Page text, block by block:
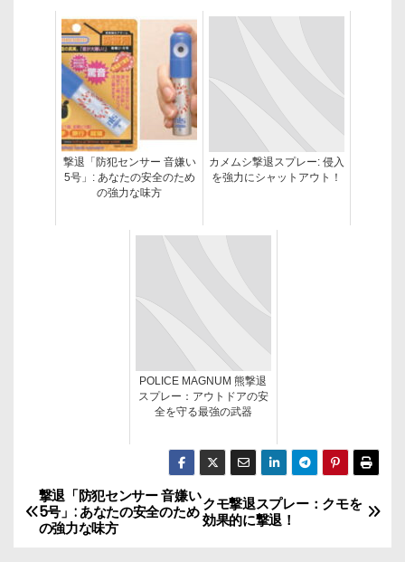
撃退「防犯センサー 音嫌い
5号」: あなたの安全のため
の強力な味方
カメムシ撃退スプレー: 侵入
を強力にシャットアウト！
POLICE MAGNUM 熊撃退
スプレー：アウトドアの安
全を守る最強の武器
投
稿
クモ撃退スプレー：クモを
効果的に撃退！
撃退「防犯センサー 音嫌い
5号」: あなたの安全のため
の強力な味方